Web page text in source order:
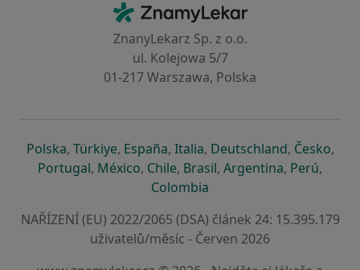
ZnamyLekar - Hlavní stránka
ZnanyLekarz Sp. z o.o.
ul. Kolejowa 5/7
01-217 Warszawa, Polska
Polskase otevře v nové záložce
, Türkiyese otevře v nové záložce
, Españase otevře v nové záložce
, Italiase otevře v nové záložce
, Deutschlandse otevře v
, Českose
,
Portugalse otevře v nové záložce
, Méxicose otevře v nové záložce
, Chilese otevře v nové záložce
, Brasilse otevře v nové
, Argentinase otevře v
, Perúse
,
Colombia
NAŘÍZENÍ (EU) 2022/2065 (DSA) článek 24: 15.395.179
uživatelů/měsíc - Červen 2026